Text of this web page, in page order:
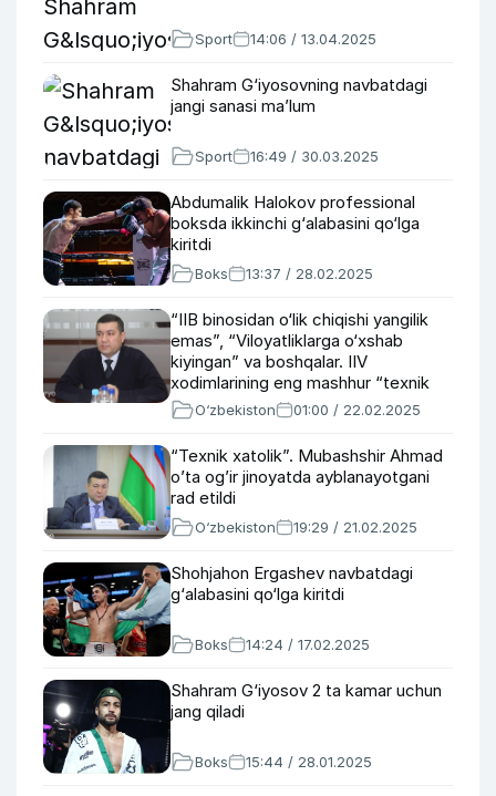
Sport 14:06 / 13.04.2025
Shahram G‘iyosovning navbatdagi
jangi sanasi ma’lum
Sport 16:49 / 30.03.2025
Abdumalik Halokov professional
boksda ikkinchi g‘alabasini qo‘lga
kiritdi
Boks 13:37 / 28.02.2025
“IIB binosidan o‘lik chiqishi yangilik
emas”, “Viloyatliklarga o‘xshab
kiyingan” va boshqalar. IIV
xodimlarining eng mashhur “texnik
xatolari”ni yodga olamiz
O‘zbekiston 01:00 / 22.02.2025
“Texnik xatolik”. Mubashshir Ahmad
o’ta og’ir jinoyatda ayblanayotgani
rad etildi
O‘zbekiston 19:29 / 21.02.2025
Shohjahon Ergashev navbatdagi
g‘alabasini qo‘lga kiritdi
Boks 14:24 / 17.02.2025
Shahram G‘iyosov 2 ta kamar uchun
jang qiladi
Boks 15:44 / 28.01.2025